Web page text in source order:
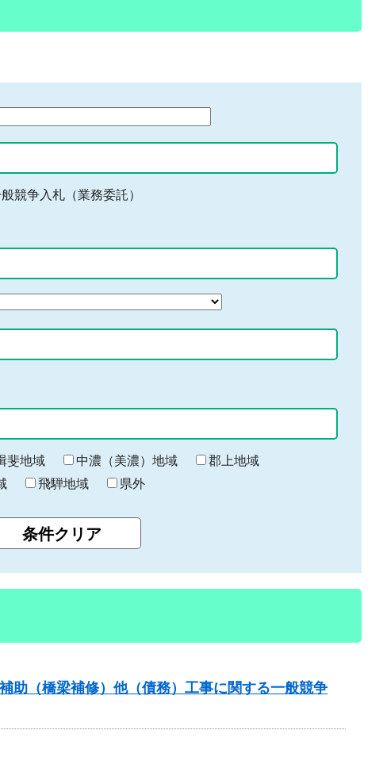
競争入札（業務委託）
斐地域 中濃（美濃）地域
郡上地域
飛騨地域 県外
助（橋梁補修）他（債務）工事に関する一般競争